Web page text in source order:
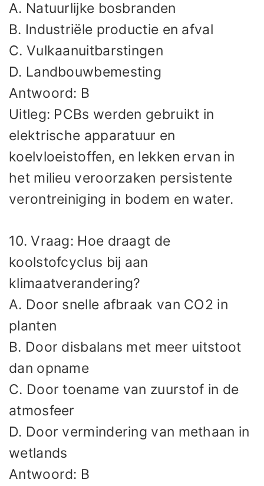
A. Natuurlijke bosbranden
B. Industriële productie en afval
C. Vulkaanuitbarstingen
D. Landbouwbemesting
Antwoord: B
Uitleg: PCBs werden gebruikt in
elektrische apparatuur en
koelvloeistoffen, en lekken ervan in
het milieu veroorzaken persistente
verontreiniging in bodem en water.
10. Vraag: Hoe draagt de
koolstofcyclus bij aan
klimaatverandering?
A. Door snelle afbraak van CO2 in
planten
B. Door disbalans met meer uitstoot
dan opname
C. Door toename van zuurstof in de
atmosfeer
D. Door vermindering van methaan in
wetlands
Antwoord: B